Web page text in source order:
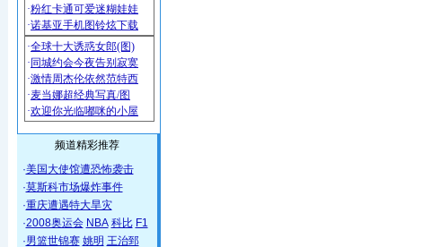
频道精彩推荐
·美国大使馆遭恐怖袭击
·莫斯科市场爆炸事件
·重庆遭遇特大旱灾
·2008奥运会 NBA 科比 F1
·男篮世锦赛 姚明 王治郅